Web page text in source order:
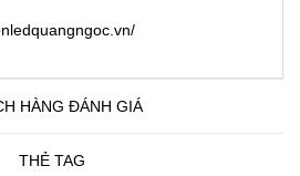
HÀNG ĐÁNH GIÁ
THẺ TAG